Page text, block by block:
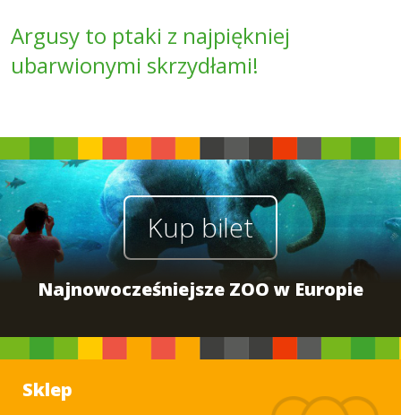
Argusy to ptaki z najpiękniej
ubarwionymi skrzydłami!
Najnowocześniejsze ZOO w Europie
Kup bilet
Sklep